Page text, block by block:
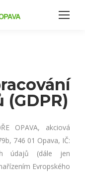
OPAVA, akciová
746 01 Opava, IČ:
údajů (dále jen
Evropského